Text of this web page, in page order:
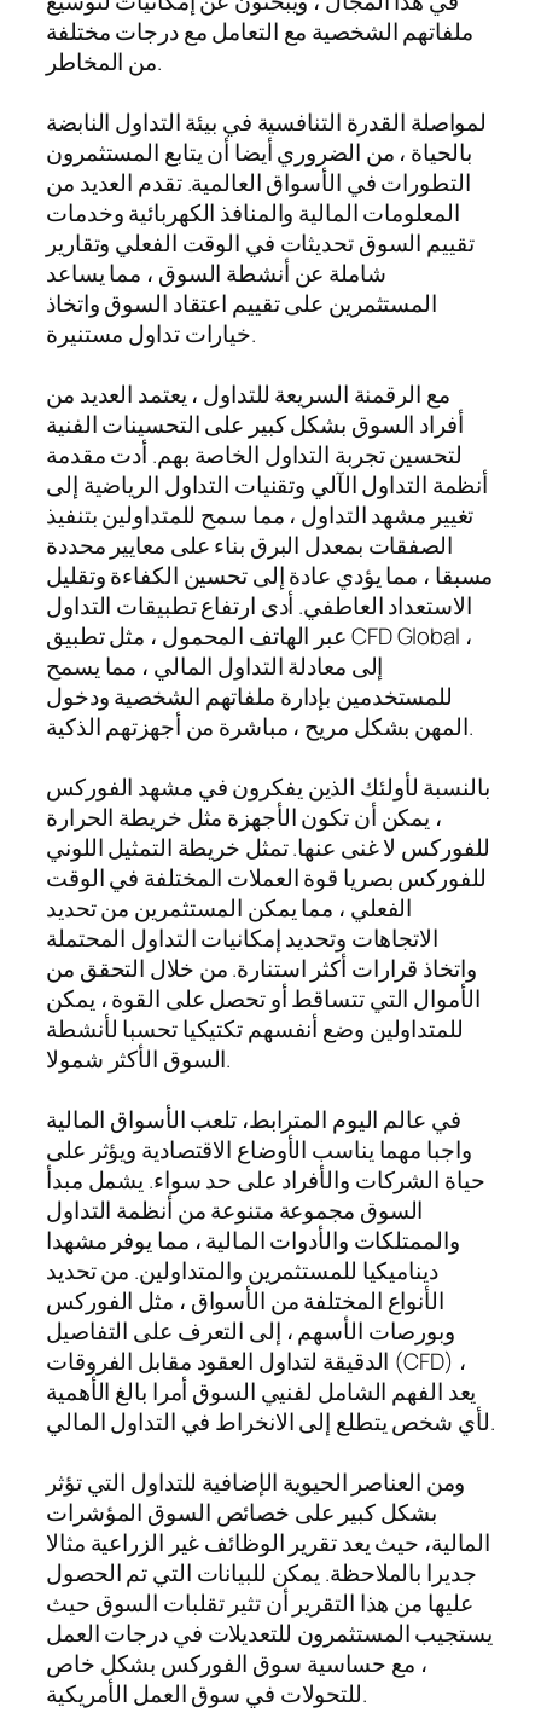
ملفاتهم الشخصية مع التعامل مع درجات مختلفة
من المخاطر.
لمواصلة القدرة التنافسية في بيئة التداول النابضة
بالحياة ، من الضروري أيضا أن يتابع المستثمرون
التطورات في الأسواق العالمية. تقدم العديد من
المعلومات المالية والمنافذ الكهربائية وخدمات
تقييم السوق تحديثات في الوقت الفعلي وتقارير
شاملة عن أنشطة السوق ، مما يساعد
المستثمرين على تقييم اعتقاد السوق واتخاذ
خيارات تداول مستنيرة.
مع الرقمنة السريعة للتداول ، يعتمد العديد من
أفراد السوق بشكل كبير على التحسينات الفنية
لتحسين تجربة التداول الخاصة بهم. أدت مقدمة
أنظمة التداول الآلي وتقنيات التداول الرياضية إلى
تغيير مشهد التداول ، مما سمح للمتداولين بتنفيذ
الصفقات بمعدل البرق بناء على معايير محددة
مسبقا ، مما يؤدي عادة إلى تحسين الكفاءة وتقليل
الاستعداد العاطفي. أدى ارتفاع تطبيقات التداول
عبر الهاتف المحمول ، مثل تطبيق CFD Global ،
إلى معادلة التداول المالي ، مما يسمح
للمستخدمين بإدارة ملفاتهم الشخصية ودخول
المهن بشكل مريح ، مباشرة من أجهزتهم الذكية.
بالنسبة لأولئك الذين يفكرون في مشهد الفوركس
، يمكن أن تكون الأجهزة مثل خريطة الحرارة
للفوركس لا غنى عنها. تمثل خريطة التمثيل اللوني
للفوركس بصريا قوة العملات المختلفة في الوقت
الفعلي ، مما يمكن المستثمرين من تحديد
الاتجاهات وتحديد إمكانيات التداول المحتملة
واتخاذ قرارات أكثر استنارة. من خلال التحقق من
الأموال التي تتساقط أو تحصل على القوة ، يمكن
للمتداولين وضع أنفسهم تكتيكيا تحسبا لأنشطة
السوق الأكثر شمولا.
في عالم اليوم المترابط، تلعب الأسواق المالية
واجبا مهما يناسب الأوضاع الاقتصادية ويؤثر على
حياة الشركات والأفراد على حد سواء. يشمل مبدأ
السوق مجموعة متنوعة من أنظمة التداول
والممتلكات والأدوات المالية ، مما يوفر مشهدا
ديناميكيا للمستثمرين والمتداولين. من تحديد
الأنواع المختلفة من الأسواق ، مثل الفوركس
وبورصات الأسهم ، إلى التعرف على التفاصيل
الدقيقة لتداول العقود مقابل الفروقات (CFD) ،
يعد الفهم الشامل لفنيي السوق أمرا بالغ الأهمية
لأي شخص يتطلع إلى الانخراط في التداول المالي.
ومن العناصر الحيوية الإضافية للتداول التي تؤثر
بشكل كبير على خصائص السوق المؤشرات
المالية، حيث يعد تقرير الوظائف غير الزراعية مثالا
جديرا بالملاحظة. يمكن للبيانات التي تم الحصول
عليها من هذا التقرير أن تثير تقلبات السوق حيث
يستجيب المستثمرون للتعديلات في درجات العمل
، مع حساسية سوق الفوركس بشكل خاص
للتحولات في سوق العمل الأمريكية.